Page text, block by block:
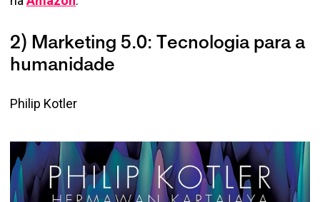
2) Marketing 5.0: Tecnologia para a
humanidade
Philip Kotler